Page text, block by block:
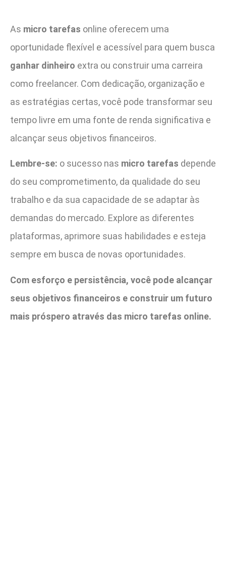
As micro tarefas online oferecem uma
oportunidade flexível e acessível para quem busca
ganhar dinheiro extra ou construir uma carreira
como freelancer. Com dedicação, organização e
as estratégias certas, você pode transformar seu
tempo livre em uma fonte de renda significativa e
alcançar seus objetivos financeiros.
Lembre-se: o sucesso nas micro tarefas depende
do seu comprometimento, da qualidade do seu
trabalho e da sua capacidade de se adaptar às
demandas do mercado. Explore as diferentes
plataformas, aprimore suas habilidades e esteja
sempre em busca de novas oportunidades.
Com esforço e persistência, você pode alcançar
seus objetivos financeiros e construir um futuro
mais próspero através das micro tarefas online.